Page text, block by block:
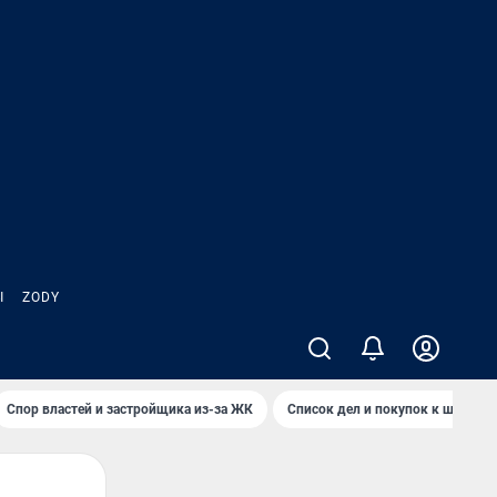
ZODY
Спор властей и застройщика из-за ЖК Список дел и покупок к школе